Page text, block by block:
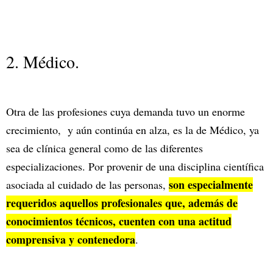
2. Médico.
Otra de las profesiones cuya demanda tuvo un enorme
crecimiento, y aún continúa en alza, es la de Médico, ya
sea de clínica general como de las diferentes
especializaciones. Por provenir de una disciplina científica
asociada al cuidado de las personas, son especialmente
requeridos aquellos profesionales que, además de
conocimientos técnicos, cuenten con una actitud
comprensiva y contenedora.